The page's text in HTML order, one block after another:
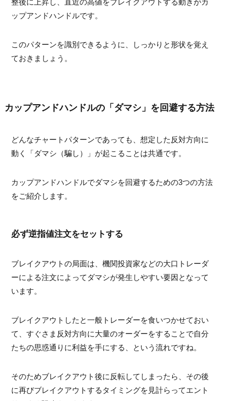
整後に上昇し、直近の高値をブレイクアウトする動きがカ
ップアンドハンドルです。
このパターンを識別できるように、しっかりと形状を覚え
ておきましょう。
カップアンドハンドルの「ダマシ」を回避する方法
どんなチャートパターンであっても、想定した反対方向に
動く「ダマシ（騙し）」が起こることは共通です。
カップアンドハンドルでダマシを回避するための3つの方法
をご紹介します。
必ず逆指値注文をセットする
ブレイクアウトの局面は、機関投資家などの大口トレーダ
ーによる注文によってダマシが発生しやすい要因となって
います。
ブレイクアウトしたと一般トレーダーを食いつかせておい
て、すぐさま反対方向に大量のオーダーをすることで自分
たちの思惑通りに利益を手にする、という流れですね。
そのためブレイクアウト後に反転してしまったら、その後
に再びブレイクアウトするタイミングを見計らってエント